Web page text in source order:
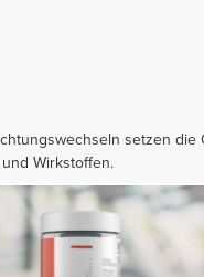
setzen die
Wirkstoffen.